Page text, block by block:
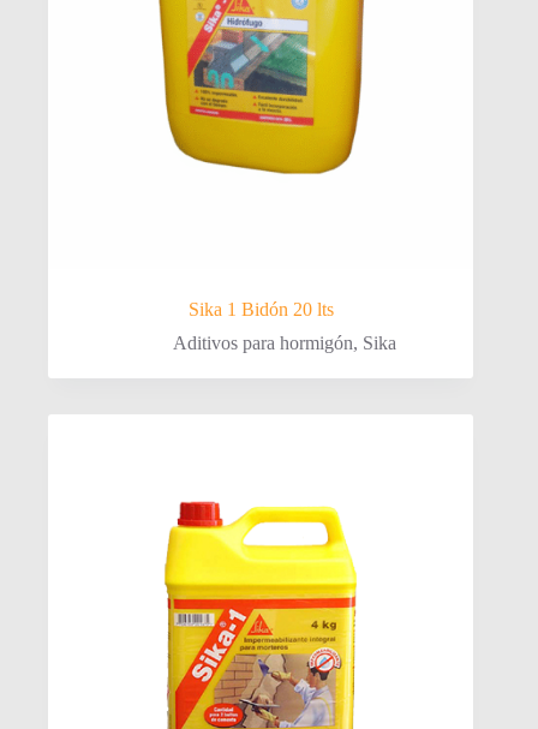
Sika 1 Bidón 20 lts
Aditivos para hormigón, Sika